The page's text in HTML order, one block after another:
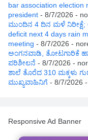
bar association election
president - 8/7/2026 -
ಮುಂದಿನ 4 ದಿನ ಮಳೆ
deficit next 4 days rain
meeting - 8/7/2026 -
ಅಂಗನವಾಡಿ, ತೋಟಗಾರಿಕೆ
ಪರಿಶೀಲನೆ - 8/7/2026 -
ಶಾಲೆ ತೊರೆದ 310 ಮಕ್ಕಳು
ಮುಖ್ಯವಾಹಿನಿಗೆ - 8/7/2026
Responsive Ad Banner